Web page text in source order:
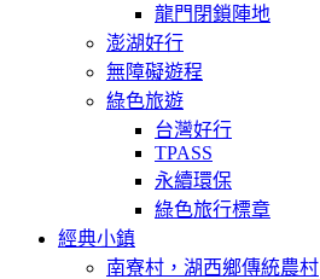
龍門閉鎖陣地
澎湖好行
無障礙遊程
綠色旅遊
台灣好行
TPASS
永續環保
綠色旅行標章
經典小鎮
南寮村，湖西鄉傳統農村